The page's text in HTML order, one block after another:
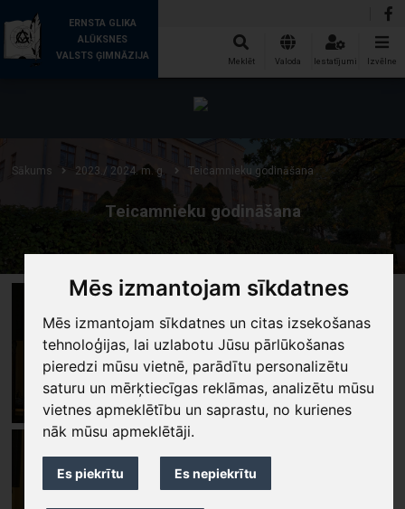
Mēs izmantojam sīkdatnes
Mēs izmantojam sīkdatnes un citas izsekošanas
tehnoloģijas, lai uzlabotu Jūsu pārlūkošanas
pieredzi mūsu vietnē, parādītu personalizētu
saturu un mērķtiecīgas reklāmas, analizētu mūsu
vietnes apmeklētību un saprastu, no kurienes
nāk mūsu apmeklētāji.
Es piekrītu Es nepiekrītu
ERNSTA GLIKA
ALŪKSNES
VALSTS ĢIMNĀZIJA
Izvēlne
Iestatījumi
Valoda
Meklēt
Sākums 2023./ 2024. m. g. Teicamnieku godināšana
Teicamnieku godināšana